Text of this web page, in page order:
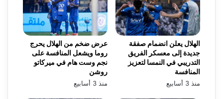
عرض ضخم من الهلال يحرج
روما ويشعل المنافسة على
نجم وست هام في ميركاتو
روشن
منذ 3 أسابيع
الهلال يعلن انضمام صفقة
جديدة إلى معسكر الفريق
التدريبي في النمسا لتعزيز
المنافسة
منذ 3 أسابيع